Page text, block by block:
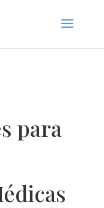
para